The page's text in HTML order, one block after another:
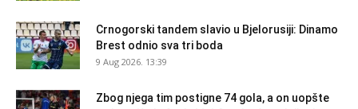
Crnogorski tandem slavio u Bjelorusiji: Dinamo
Brest odnio sva tri boda
9 Aug 2026. 13:39
Zbog njega tim postigne 74 gola, a on uopšte